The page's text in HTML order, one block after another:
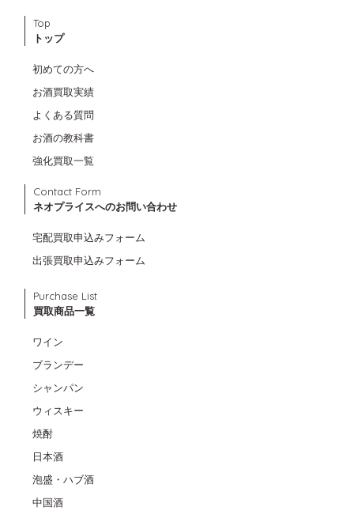
Top
トップ
初めての方へ
お酒買取実績
よくある質問
お酒の教科書
強化買取一覧
Contact Form
ネオプライスへのお問い合わせ
宅配買取申込みフォーム
出張買取申込みフォーム
Purchase List
買取商品一覧
ワイン
ブランデー
シャンパン
ウィスキー
焼酎
日本酒
泡盛・ハブ酒
中国酒